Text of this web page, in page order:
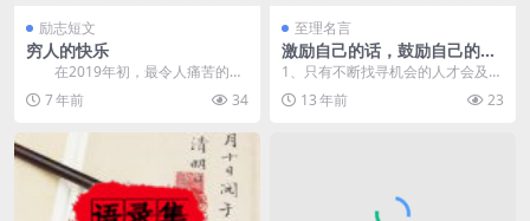
励志短文
穷人的快乐
在2019年初，最令人痛苦的祈
祷是：穷人不是问题，他还是老
了。 在20岁...
7 年前 34
至理名言
激励自己的话，鼓励自己的
话，鼓励激励的话
1、只有不断找寻机会的人才会及时
把握机会。 2、高峰只对攀登它而
不...13 年前 23